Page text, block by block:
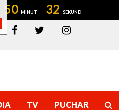
50 32
TV
PUCHAR